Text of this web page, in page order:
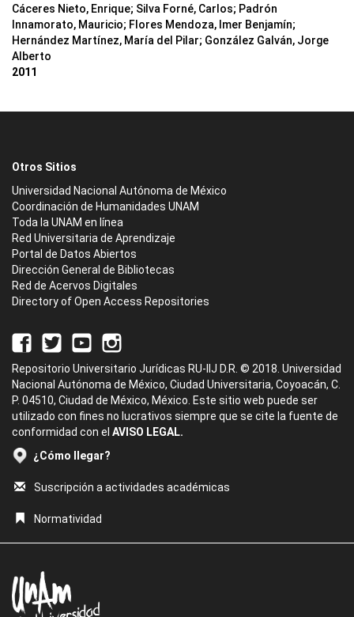
Cáceres Nieto, Enrique; Silva Forné, Carlos; Padrón
Innamorato, Mauricio; Flores Mendoza, Imer Benjamín;
Hernández Martínez, María del Pilar; González Galván, Jorge
Alberto
2011
Otros Sitios
Universidad Nacional Autónoma de México
Coordinación de Humanidades UNAM
Toda la UNAM en línea
Red Universitaria de Aprendizaje
Portal de Datos Abiertos
Dirección General de Bibliotecas
Red de Acervos Digitales
Directory of Open Access Repositories
Repositorio Universitario Jurídicas RU-IIJ D.R. © 2018. Universidad
Nacional Autónoma de México, Ciudad Universitaria, Coyoacán, C.
P. 04510, Ciudad de México, México. Este sitio web puede ser
utilizado con fines no lucrativos siempre que se cite la fuente de
conformidad con el AVISO LEGAL.
¿Cómo llegar?
Suscripción a actividades académicas
Normatividad